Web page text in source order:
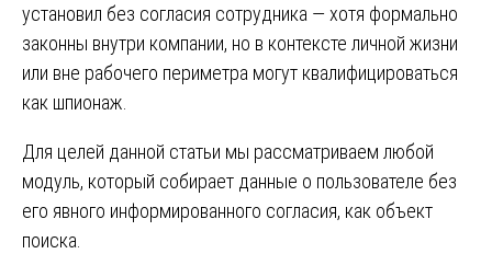
установил без согласия сотрудника — хотя формально
законны внутри компании, но в контексте личной жизни
или вне рабочего периметра могут квалифицироваться
как шпионаж.
Для целей данной статьи мы рассматриваем любой
модуль, который собирает данные о пользователе без
его явного информированного согласия, как объект
поиска.